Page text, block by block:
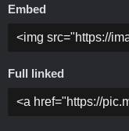
Embed
Full linked